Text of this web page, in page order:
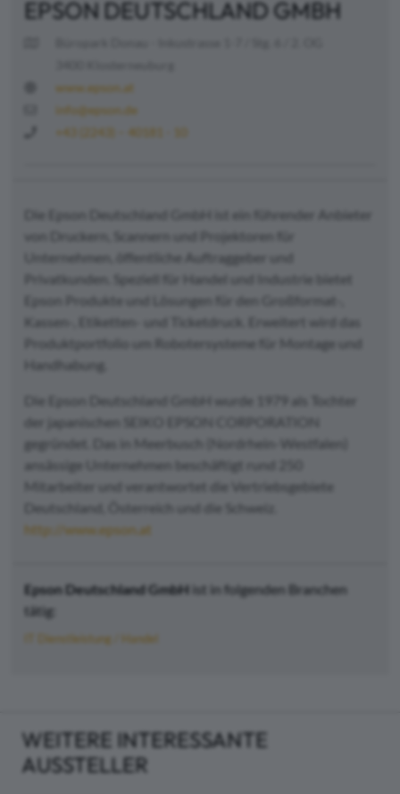
EPSON DEUTSCHLAND GMBH
www.epson.at
info@epson.de
+43 (2243) – 40181 - 10
Die Epson Deutschland GmbH ist ein führender Anbieter
von Druckern, Scannern und Projektoren für
Unternehmen, öffentliche Auftraggeber und
Privatkunden. Speziell für Handel und Industrie bietet
Epson Produkte und Lösungen für den Großformat-,
Kassen-, Etiketten- und Ticketdruck. Erweitert wird das
Produktportfolio um Robotersysteme für Montage und
Handhabung.
Die Epson Deutschland GmbH wurde 1979 als Tochter
der japanischen SEIKO EPSON CORPORATION
gegründet. Das in Meerbusch (Nordrhein-Westfalen)
ansässige Unternehmen beschäftigt rund 250
Mitarbeiter und verantwortet die Vertriebsgebiete
Deutschland, Österreich und die Schweiz.
http://www.epson.at
Epson Deutschland GmbH ist in folgenden Branchen
tätig:
IT Dienstleistung / Handel
WEITERE INTERESSANTE
AUSSTELLER